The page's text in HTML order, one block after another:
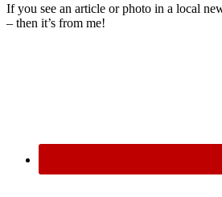
If you see an article or photo in a local
– then it’s from me!